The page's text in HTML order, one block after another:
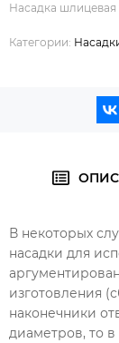
Насадка шлицевая
Категории:
В некоторых
насадки для
изготовления
наконечники
диаметров, то